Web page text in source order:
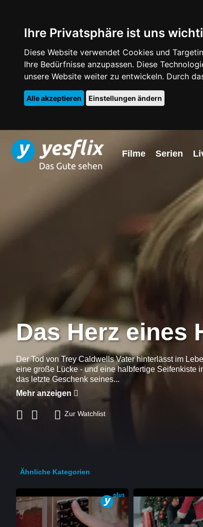
Ihre Privatsphäre ist uns
Diese Website verwendet Cookies und
Ihre Bedürfnisse anzupassen. Diese
unsere Website weiter zu entwickeln. Durch
Alle akzeptieren Einstellungen ändern
Filme Serien
Das Herz eines
Der Tod von Trey Caldwells Vater hinterlässt im
eine große Lücke - und eine halbfertige Seifenkiste
das letzte Geschenk seines...
Mehr anzeigen
Zur Watchlist
Ähnliche Kategorien